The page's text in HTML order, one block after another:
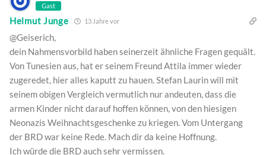
Gast
Helmut Junge 13 Jahre vor
@Geiserich,
dein Nahmensvorbild haben seinerzeit ähnliche Fragen gequält.
Von Tunesien aus, hat er seinem Freund Attila immer wieder
zugeredet, hier alles kaputt zu hauen. Stefan Laurin will mit
seinem obigen Vergleich vermutlich nur andeuten, dass die
armen Kinder nicht darauf hoffen können, von den hiesigen
Neonazis Weihnachtsgeschenke zu kriegen. Vom Untergang
der BRD war keine Rede. Mach dir da keine Hoffnung.
Ich würde die BRD auch sehr vermissen.